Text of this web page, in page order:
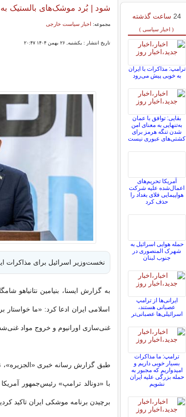
شود | بُرد موشک‌های بالستیک به ۳۰۰ کیلومتر محدود شود
مجموعه: اخبار سیاست خارجی
تاریخ انتشار : یکشنبه, ۲۶ بهمن ۱۴۰۴ ۲۰:۴۷
نخست‌وزیر اسرائیل برای مذاکرات
به گزارش ایسنا، بنیامین نتانیاهو
اسلامی ایران ادعا کرد: «ما خواستار
غنی‌سازی اورانیوم و خروج مواد
طبق گزارش رسانه خبری «الجزیره»،
با «دونالد ترامپ» رئیس‌جمهور
برچیدن برنامه موشکی ایران تاکید
24 ساعت گذشته
( اخبار سیاسی )
ترامپ: مذاکرات با ایران
به خوبی پیش می‌رود
بقایی: توافق با عمان
به‌تنهایی به معنای امن
شدن تنگه هرمز برای
کشتی‌های عبوری نیست
آمریکا تحریم‌های
اعمال‌شده علیه شرکت
هواپیمایی فلای بغداد را
حذف کرد
حمله هوایی اسرائیل به
شهرک المنصوری در
جنوب لبنان
ایرانی‌ها از ترامپ
عصبانی هستند،
اسرائیلی‌ها عصبانی‌تر
ترامپ: ما مذاکرات
بسیار خوبی داریم و
امیدواریم که مجبور به
حمله بزرگی علیه ایران
نشویم